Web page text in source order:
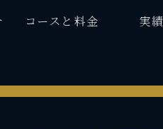
コースと料金 実